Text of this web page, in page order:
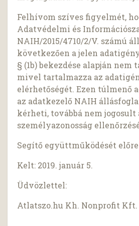
Felhívom szíves figyelmét,
Adatvédelmi és
NAIH/2015/4710/2/V. számú
következően a jelen
§ (1b) bekezdése alapján nem
mivel tartalmazza az
elérhetőségét. Ezen túlmenő
az adatkezelő NAIH
kérheti, továbbá nem jogosult
személyazonosság
Segítő együttműködését
Kelt: 2019. január 5.
Üdvözlettel:
Atlatszo.hu Kh. Nonprofit Kft.